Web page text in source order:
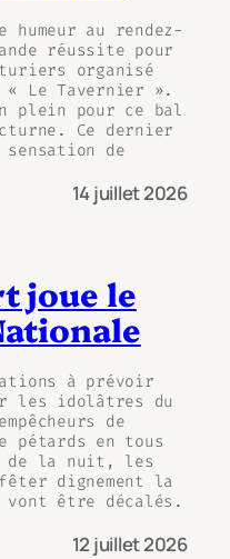
au rendez-
réussite pour
organisé
Le Tavernier ».
plein pour ce bal
Ce dernier
de
14 juillet 2026
joue le
à prévoir
les idolâtres du
de
en tous
de la nuit, les
fêter dignement la
vont être décalés.
12 juillet 2026